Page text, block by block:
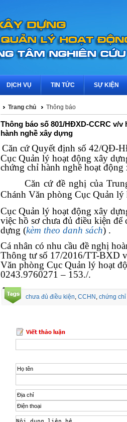
DỊCH VỤ TIN TỨC SỰ KIỆN
Trang chủ Thông báo
Thông báo số 801/HĐXD-CCRC v/
hành nghề xây dựng
Căn cứ Quyết định số 42/QĐ-
Cục Quản lý hoạt động xây
chứng chỉ hành nghề hoạt động
Căn cứ đề nghị của
Chánh Văn phòng Cục Quản
Cục Quản lý hoạt động xây
việc hồ sơ chưa đủ điều kiện
dựng (kèm theo danh sách) .
Cá nhân có nhu cầu đề nghị
Thông tư số 17/2016/TT-BXD
Văn phòng Cục Quản lý hoạt
0243.9760271 – 153./.
chưa đủ điều kiện, CCHN , chứng